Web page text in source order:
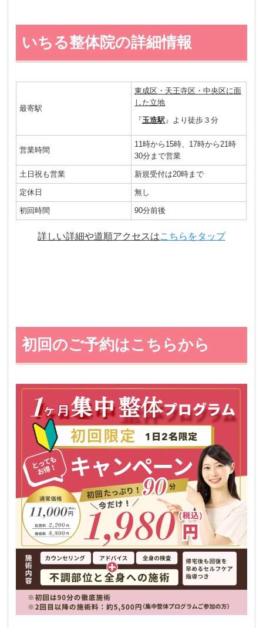
いちる整体院の詳細情報
最寄駅
東成区・天王寺区・中央区に面
した立地
『玉造駅 』より徒歩３分
営業時間
11時から15時、17時から21時
30分まで営業
土日祝も営業 新規受付は20時まで
定休日 無し
初回時間 90分前後
詳しい詳細や道順アクセスはこちらをタップ
初回のご予約はこちらから